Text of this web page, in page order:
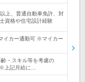
上、普通自動車免許、対
資格や住宅設計経験
イカー通勤可 ※マイカー
・スキル等を考慮の
上記月給に…